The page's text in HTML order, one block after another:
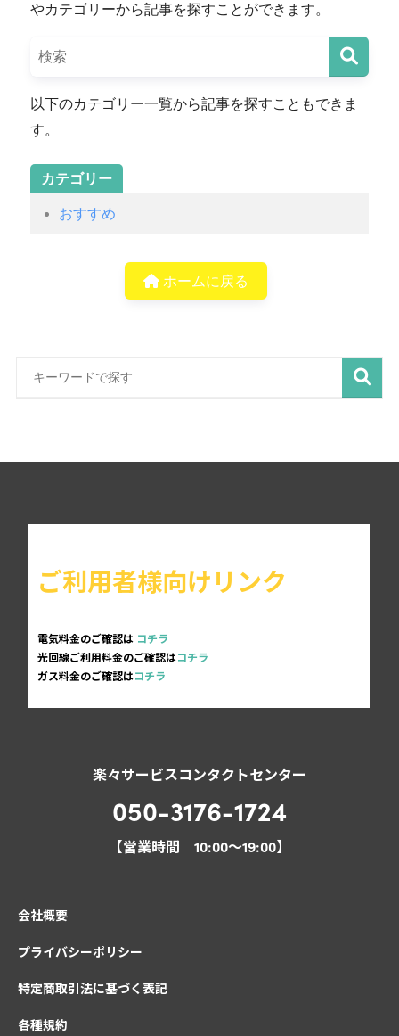
やカテゴリーから記事を探すことができます。
以下のカテゴリー一覧から記事を探すこともできま
す。
カテゴリー
おすすめ
ホームに戻る
ご利用者様向けリンク
電気料金のご確認は コチラ
光回線ご利用料金のご確認はコチラ
ガス料金のご確認はコチラ
楽々サービスコンタクトセンター
050-3176-1724
【営業時間 10:00～19:00】
会社概要
プライバシーポリシー
特定商取引法に基づく表記
各種規約